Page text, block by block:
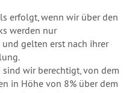
erfolgt, wenn wir über den
werden nur
gelten erst nach ihrer
sind wir berechtigt, von dem
in Höhe von 8% über dem